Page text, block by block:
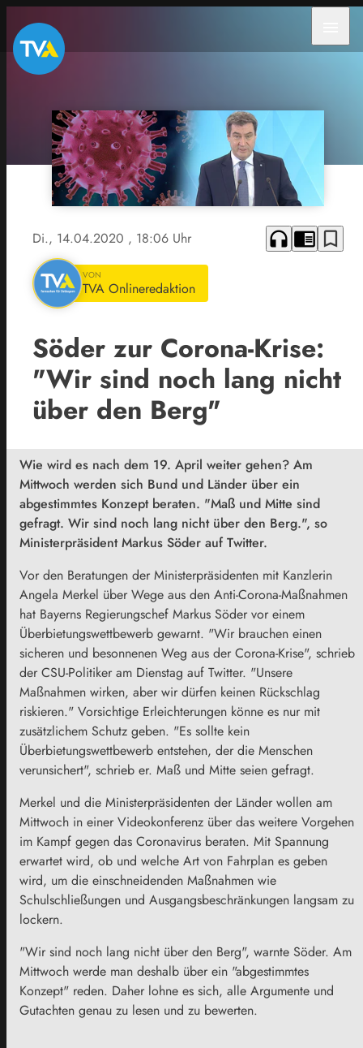
Di., 14.04.2020 , 18:06 Uhr headphones chrome_reader_mode bookmark_border
VON
TVA Onlineredaktion
Söder zur Corona-Krise:
"Wir sind noch lang nicht
über den Berg"
Wie wird es nach dem 19. April weiter gehen? Am
Mittwoch werden sich Bund und Länder über ein
abgestimmtes Konzept beraten. "Maß und Mitte sind
gefragt. Wir sind noch lang nicht über den Berg.", so
Ministerpräsident Markus Söder auf Twitter.
Vor den Beratungen der Ministerpräsidenten mit Kanzlerin
Angela Merkel über Wege aus den Anti-Corona-Maßnahmen
hat Bayerns Regierungschef Markus Söder vor einem
Überbietungswettbewerb gewarnt. "Wir brauchen einen
sicheren und besonnenen Weg aus der Corona-Krise", schrieb
der CSU-Politiker am Dienstag auf Twitter. "Unsere
Maßnahmen wirken, aber wir dürfen keinen Rückschlag
riskieren." Vorsichtige Erleichterungen könne es nur mit
zusätzlichem Schutz geben. "Es sollte kein
Überbietungswettbewerb entstehen, der die Menschen
verunsichert", schrieb er. Maß und Mitte seien gefragt.
Merkel und die Ministerpräsidenten der Länder wollen am
Mittwoch in einer Videokonferenz über das weitere Vorgehen
im Kampf gegen das Coronavirus beraten. Mit Spannung
erwartet wird, ob und welche Art von Fahrplan es geben
wird, um die einschneidenden Maßnahmen wie
Schulschließungen und Ausgangsbeschränkungen langsam zu
lockern.
"Wir sind noch lang nicht über den Berg", warnte Söder. Am
Mittwoch werde man deshalb über ein "abgestimmtes
Konzept" reden. Daher lohne es sich, alle Argumente und
Gutachten genau zu lesen und zu bewerten.